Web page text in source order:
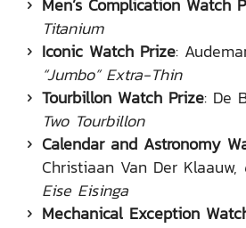
Men’s Complication Watch
Titanium
Iconic Watch Prize:
“Jumbo” Extra-Thin
Tourbillon Watch Prize: De
Two Tourbillon
Calendar and Astronomy
Christiaan Van Der Klaauw,
Eise Eisinga
Mechanical Exception